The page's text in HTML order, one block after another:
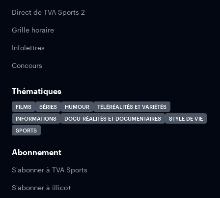
Direct de TVA Sports 2
Grille horaire
Infolettres
Concours
Thématiques
FILMS SÉRIES HUMOUR
TÉLÉRÉALITÉS ET VARIÉTÉS
INFORMATIONS
DOCU-RÉALITÉS ET DOCUMENTAIRES
STYLE DE VIE
SPORTS
Abonnement
S'abonner à TVA Sports
S'abonner à illico+